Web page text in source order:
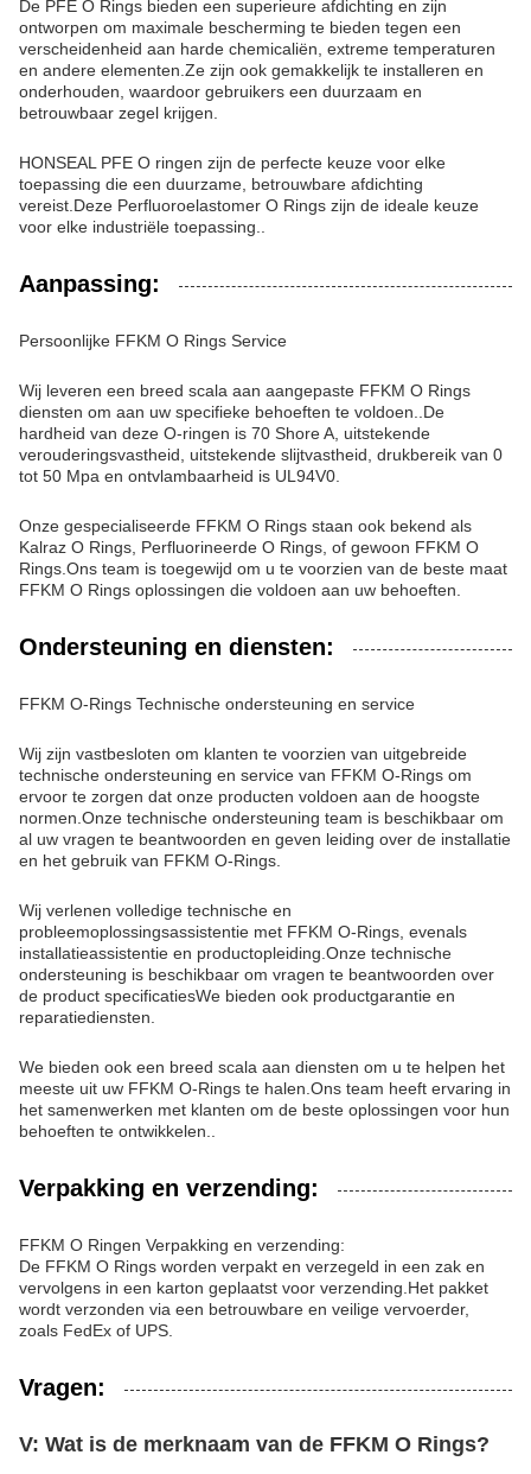
De PFE O Rings bieden een superieure afdichting en zijn
ontworpen om maximale bescherming te bieden tegen een
verscheidenheid aan harde chemicaliën, extreme temperaturen
en andere elementen.Ze zijn ook gemakkelijk te installeren en
onderhouden, waardoor gebruikers een duurzaam en
betrouwbaar zegel krijgen.
HONSEAL PFE O ringen zijn de perfecte keuze voor elke
toepassing die een duurzame, betrouwbare afdichting
vereist.Deze Perfluoroelastomer O Rings zijn de ideale keuze
voor elke industriële toepassing..
Aanpassing:
Persoonlijke FFKM O Rings Service
Wij leveren een breed scala aan aangepaste FFKM O Rings
diensten om aan uw specifieke behoeften te voldoen..De
hardheid van deze O-ringen is 70 Shore A, uitstekende
verouderingsvastheid, uitstekende slijtvastheid, drukbereik van 0
tot 50 Mpa en ontvlambaarheid is UL94V0.
Onze gespecialiseerde FFKM O Rings staan ook bekend als
Kalraz O Rings, Perfluorineerde O Rings, of gewoon FFKM O
Rings.Ons team is toegewijd om u te voorzien van de beste maat
FFKM O Rings oplossingen die voldoen aan uw behoeften.
Ondersteuning en diensten:
FFKM O-Rings Technische ondersteuning en service
Wij zijn vastbesloten om klanten te voorzien van uitgebreide
technische ondersteuning en service van FFKM O-Rings om
ervoor te zorgen dat onze producten voldoen aan de hoogste
normen.Onze technische ondersteuning team is beschikbaar om
al uw vragen te beantwoorden en geven leiding over de installatie
en het gebruik van FFKM O-Rings.
Wij verlenen volledige technische en
probleemoplossingsassistentie met FFKM O-Rings, evenals
installatieassistentie en productopleiding.Onze technische
ondersteuning is beschikbaar om vragen te beantwoorden over
de product specificatiesWe bieden ook productgarantie en
reparatiediensten.
We bieden ook een breed scala aan diensten om u te helpen het
meeste uit uw FFKM O-Rings te halen.Ons team heeft ervaring in
het samenwerken met klanten om de beste oplossingen voor hun
behoeften te ontwikkelen..
Verpakking en verzending:
FFKM O Ringen Verpakking en verzending:
De FFKM O Rings worden verpakt en verzegeld in een zak en
vervolgens in een karton geplaatst voor verzending.Het pakket
wordt verzonden via een betrouwbare en veilige vervoerder,
zoals FedEx of UPS.
Vragen:
V: Wat is de merknaam van de FFKM O Rings?